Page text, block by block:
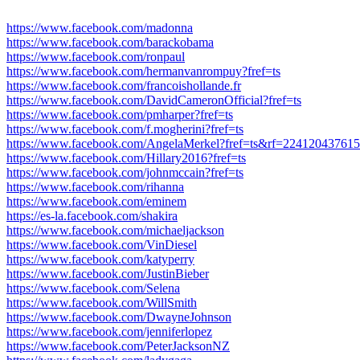
https://www.facebook.com/madonna
https://www.facebook.com/barackobama
https://www.facebook.com/ronpaul
https://www.facebook.com/hermanvanrompuy?fref=ts
https://www.facebook.com/francoishollande.fr
https://www.facebook.com/DavidCameronOfficial?fref=ts
https://www.facebook.com/pmharper?fref=ts
https://www.facebook.com/f.mogherini?fref=ts
https://www.facebook.com/
https://www.facebook.com/Hillary2016?fref=ts
https://www.facebook.com/johnmccain?fref=ts
https://www.facebook.com/rihanna
https://www.facebook.com/eminem
https://es-la.facebook.com/shakira
https://www.facebook.com/michaeljackson
https://www.facebook.com/VinDiesel
https://www.facebook.com/katyperry
https://www.facebook.com/JustinBieber
https://www.facebook.com/Selena
https://www.facebook.com/WillSmith
https://www.facebook.com/DwayneJohnson
https://www.facebook.com/jenniferlopez
https://www.facebook.com/PeterJacksonNZ